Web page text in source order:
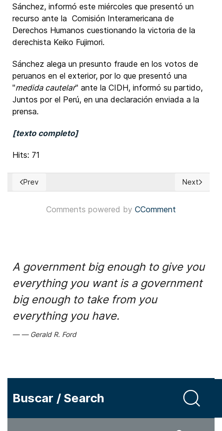
Sánchez, informó este miércoles que presentó un
recurso ante la Comisión Interamericana de
Derechos Humanos cuestionando la victoria de la
derechista Keiko Fujimori.
Sánchez alega un presunto fraude en los votos de
peruanos en el exterior, por lo que presentó una
"medida cautelar" ante la CIDH, informó su partido,
Juntos por el Perú, en una declaración enviada a la
prensa.
[texto completo]
Hits: 71
Previous article: Francia: Elecciones presideciales serán el
Prev Next
Next
Comments powered by CComment
A government big enough to give you
everything you want is a government
big enough to take from you
everything you have.
Gerald R. Ford
Buscar / Search